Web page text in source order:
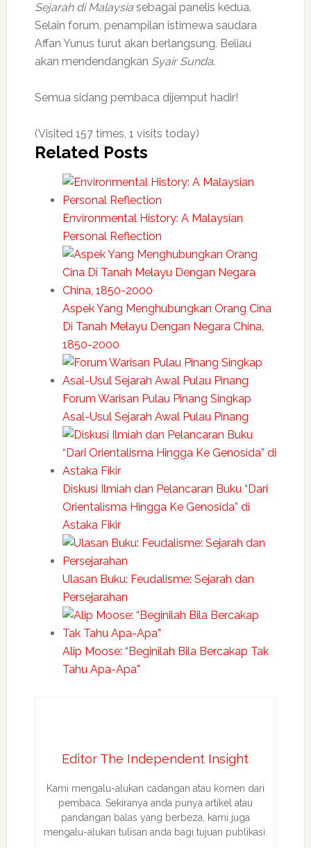
Sejarah di Malaysiasebagai panelis kedua.
Selain forum, penampilan istimewa saudara
Affan Yunus turut akan berlangsung. Beliau
akan mendendangkan Syair Sunda.
Semua sidang pembaca dijemput hadir!
(Visited 157 times, 1 visits today)
Related Posts
Environmental History: A Malaysian
Personal Reflection
Aspek Yang Menghubungkan Orang Cina
Di Tanah Melayu Dengan Negara China,
1850-2000
Forum Warisan Pulau Pinang Singkap
Asal-Usul Sejarah Awal Pulau Pinang
Diskusi Ilmiah dan Pelancaran Buku “Dari
Orientalisma Hingga Ke Genosida” di
Astaka Fikir
Ulasan Buku: Feudalisme: Sejarah dan
Persejarahan
Alip Moose: “Beginilah Bila Bercakap Tak
Tahu Apa-Apa”
Editor The Independent Insight
Kami mengalu-alukan cadangan atau komen dari
pembaca. Sekiranya anda punya artikel atau
pandangan balas yang berbeza, kami juga
mengalu-alukan tulisan anda bagi tujuan publikasi.